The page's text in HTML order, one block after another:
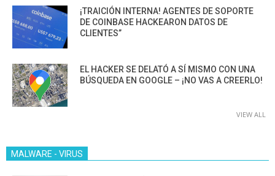
¡TRAICIÓN INTERNA! AGENTES DE SOPORTE
DE COINBASE HACKEARON DATOS DE
CLIENTES”
EL HACKER SE DELATÓ A SÍ MISMO CON UNA
BÚSQUEDA EN GOOGLE – ¡NO VAS A CREERLO!
VIEW ALL
MALWARE - VIRUS